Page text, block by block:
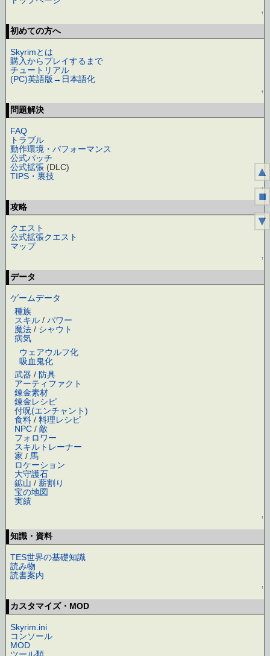
↑
初めての方へ
Skyrimとは
購入からプレイするまで
チュートリアル
(PC)英語版→日本語化
↑
問題解決
FAQ
トラブル
動作環境・パフォーマンス
公式パッチ
公式拡張 (DLC)
TIPS・裏技
↑
攻略
クエスト
公式拡張クエスト
マップ
↑
データ
ゲームデータ
種族
スキル /パワー
魔法 / シャウト
病気
ウェアウルフ化
吸血鬼化
武器 / 防具
アーティファクト
錬金素材
錬金レシピ
付呪(エンチャント)
食料 /料理レシピ
NPC /敵
フォロワー
スキルトレーナー
家 / 馬
ロケーション
大守護石
鉱山 /薪割り
宝の地図
実績
↑
知識・資料
TES世界の基礎知識
読み物
読書案内
↑
カスタマイズ・MOD
Skyrim.ini
コンソール
MOD
▲
■
▼